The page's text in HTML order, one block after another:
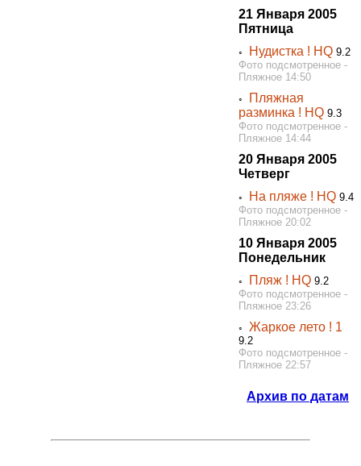
21 Января 2005
Пятница
◦ Нудистка ! HQ 9.2
Фото подсмотренное -
Пляжное 14:50
◦
Пляжная
разминка ! HQ 9.3
Фото подсмотренное -
Пляжное 14:44
20 Января 2005
Четверг
◦ На пляже ! HQ 9.4
Фото подсмотренное -
Пляжное 20:02
10 Января 2005
Понедельник
◦ Пляж ! HQ 9.2
Фото подсмотренное -
Пляжное 23:26
◦Жаркое лето ! 1
9.2
Фото подсмотренное -
Пляжное 22:57
Архив по датам